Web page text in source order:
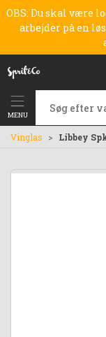
OBS: Du skal være
arbejder på en
MENU
Vinglas Libbey